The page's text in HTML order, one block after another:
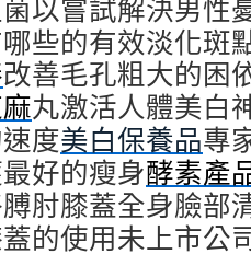
以嘗試解決男性
些的有效淡化斑
改善毛孔粗大的困
丸激活人體美白
度美白保養品專
好的瘦身酵素產
肘膝蓋全身臉部
的使用未上市公